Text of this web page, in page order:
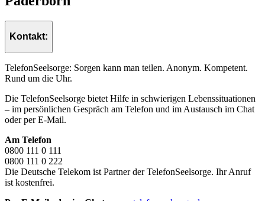
Kontakt:
TelefonSeelsorge: Sorgen kann man teilen. Anonym. Kompetent.
Rund um die Uhr.
Die TelefonSeelsorge bietet Hilfe in schwierigen Lebenssituationen
– im persönlichen Gespräch am Telefon und im Austausch im Chat
oder per E-Mail.
Am Telefon
0800 111 0 111
0800 111 0 222
Die Deutsche Telekom ist Partner der TelefonSeelsorge. Ihr Anruf
ist kostenfrei.